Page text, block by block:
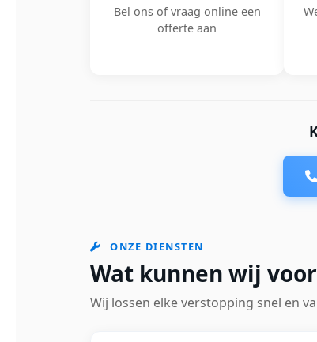
Bel ons of vraag online een
offerte aan
ONZE DIENSTEN
Wat kunnen wij
Wij lossen elke verstopping snel en